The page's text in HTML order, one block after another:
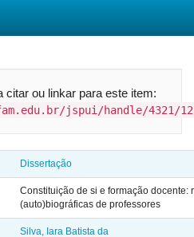
citar ou linkar para este item:
jspui/handle/4321/
Dissertação
Constituição de si e formação docente:
(auto)biográficas de professores
Silva, Iara Batista da